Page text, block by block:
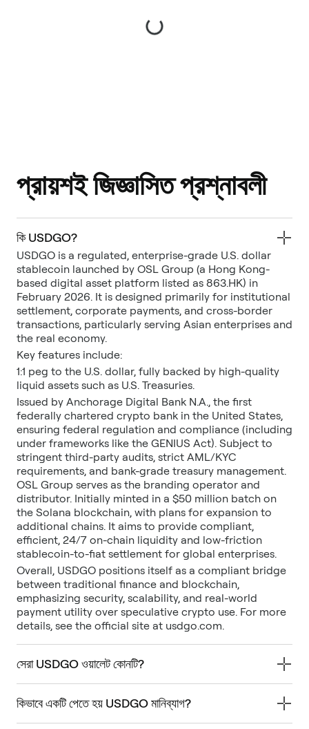
প্রায়শই জিজ্ঞাসিত প্রশ্নাবলী
কি USDGO?
USDGO is a regulated, enterprise-grade U.S. dollar
stablecoin launched by OSL Group (a Hong Kong-
based digital asset platform listed as 863.HK) in
February 2026. It is designed primarily for institutional
settlement, corporate payments, and cross-border
transactions, particularly serving Asian enterprises and
the real economy.
Key features include:
1:1 peg to the U.S. dollar, fully backed by high-quality
liquid assets such as U.S. Treasuries.
Issued by Anchorage Digital Bank N.A., the first
federally chartered crypto bank in the United States,
ensuring federal regulation and compliance (including
under frameworks like the GENIUS Act). Subject to
stringent third-party audits, strict AML/KYC
requirements, and bank-grade treasury management.
OSL Group serves as the branding operator and
distributor. Initially minted in a $50 million batch on
the Solana blockchain, with plans for expansion to
additional chains. It aims to provide compliant,
efficient, 24/7 on-chain liquidity and low-friction
stablecoin-to-fiat settlement for global enterprises.
Overall, USDGO positions itself as a compliant bridge
between traditional finance and blockchain,
emphasizing security, scalability, and real-world
payment utility over speculative crypto use. For more
details, see the official site at usdgo.com.
সেরা USDGO ওয়ালেট কোনটি?
কিভাবে একটি পেতে হয় USDGO মানিব্যাগ?